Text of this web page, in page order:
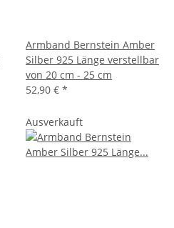
Armband Bernstein Amber
Silber 925 Länge verstellbar
von 20 cm - 25 cm
52,90 € *
Ausverkauft